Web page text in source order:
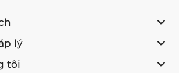
lý
tôi